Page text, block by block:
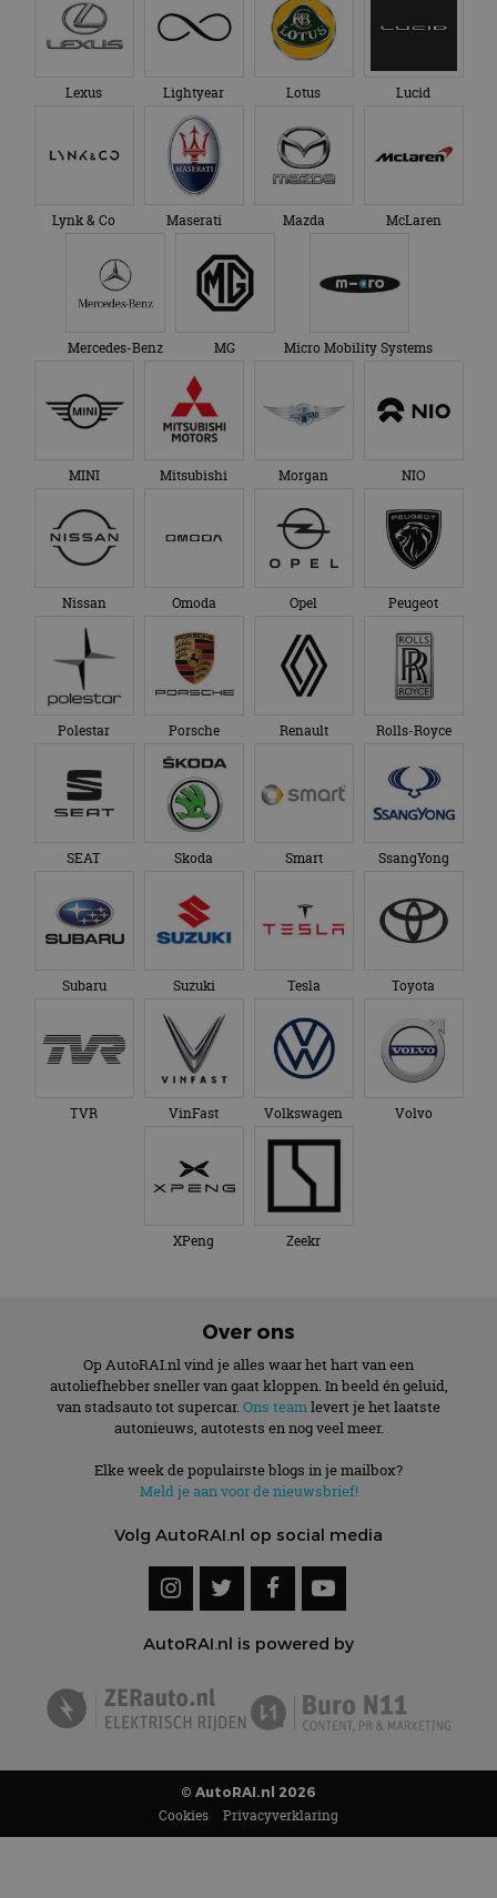
Lexus Lightyear Lotus Lucid
Lynk & Co Maserati Mazda McLaren
Mercedes-Benz MG Micro Mobility Systems
MINI Mitsubishi Morgan NIO
Nissan Omoda Opel Peugeot
Polestar Porsche Renault Rolls-Royce
SEAT Skoda Smart SsangYong
Subaru Suzuki Tesla Toyota
TVR VinFast Volkswagen Volvo
XPeng Zeekr
Over ons
Op AutoRAI.nl vind je alles waar het hart van een
autoliefhebber sneller van gaat kloppen. In beeld én geluid,
van stadsauto tot supercar. Ons teamlevert je het laatste
autonieuws, autotests en nog veel meer.
Elke week de populairste blogs in je mailbox?
Meld je aan voor de nieuwsbrief!
Volg AutoRAI.nl op social media
AutoRAI.nl is powered by
© AutoRAI.nl 2026
Cookies Privacyverklaring